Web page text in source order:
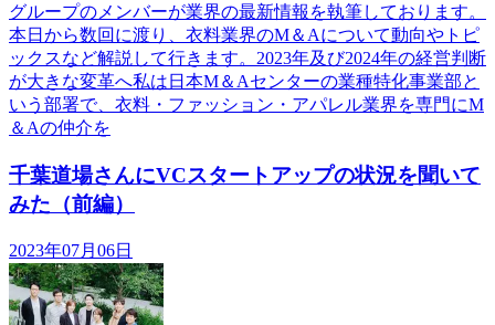
グループのメンバーが業界の最新情報を執筆しております。
本日から数回に渡り、衣料業界のM＆Aについて動向やトピ
ックスなど解説して行きます。2023年及び2024年の経営判断
が大きな変革へ私は日本M＆Aセンターの業種特化事業部と
いう部署で、衣料・ファッション・アパレル業界を専門にM
＆Aの仲介を
千葉道場さんにVCスタートアップの状況を聞いて
みた（前編）
2023年07月06日